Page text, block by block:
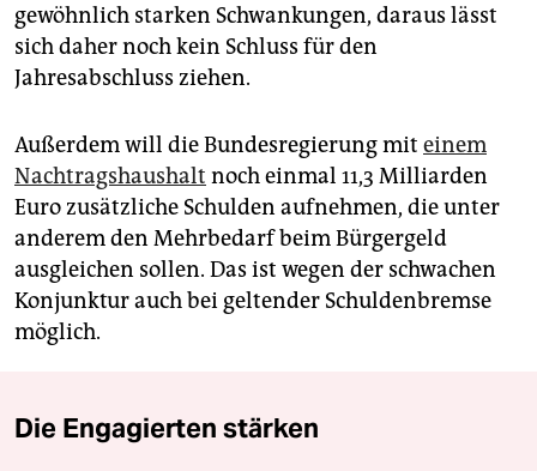
gewöhnlich starken Schwankungen, daraus lässt
sich daher noch kein Schluss für den
Jahresabschluss ziehen.
Außerdem will die Bundesregierung mit einem
Nachtragshaushalt noch einmal 11,3 Milliarden
Euro zusätzliche Schulden aufnehmen, die unter
anderem den Mehrbedarf beim Bürgergeld
ausgleichen sollen. Das ist wegen der schwachen
Konjunktur auch bei geltender Schuldenbremse
möglich.
Die Engagierten stärken